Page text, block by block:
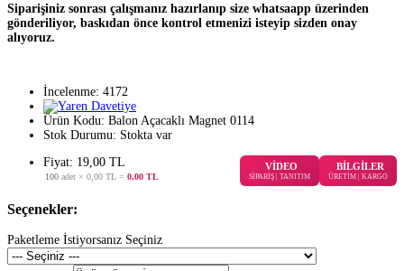
Siparişiniz sonrası çalışmanız hazırlanıp size whatsaapp üzerinden
gönderiliyor, baskıdan önce kontrol etmenizi isteyip sizden onay
alıyoruz.
İncelenme: 4172
Ürün Kodu: Balon Açacaklı Magnet 0114
Stok Durumu: Stokta var
Fiyat: 19,00 TL
100 adet × 0,00 TL = 0,00 TL
VİDEO
SİPARİŞ | TANITIM
BİLGİLER
ÜRETİM | KARGO
Seçenekler:
Paketleme İstiyorsanız Seçiniz